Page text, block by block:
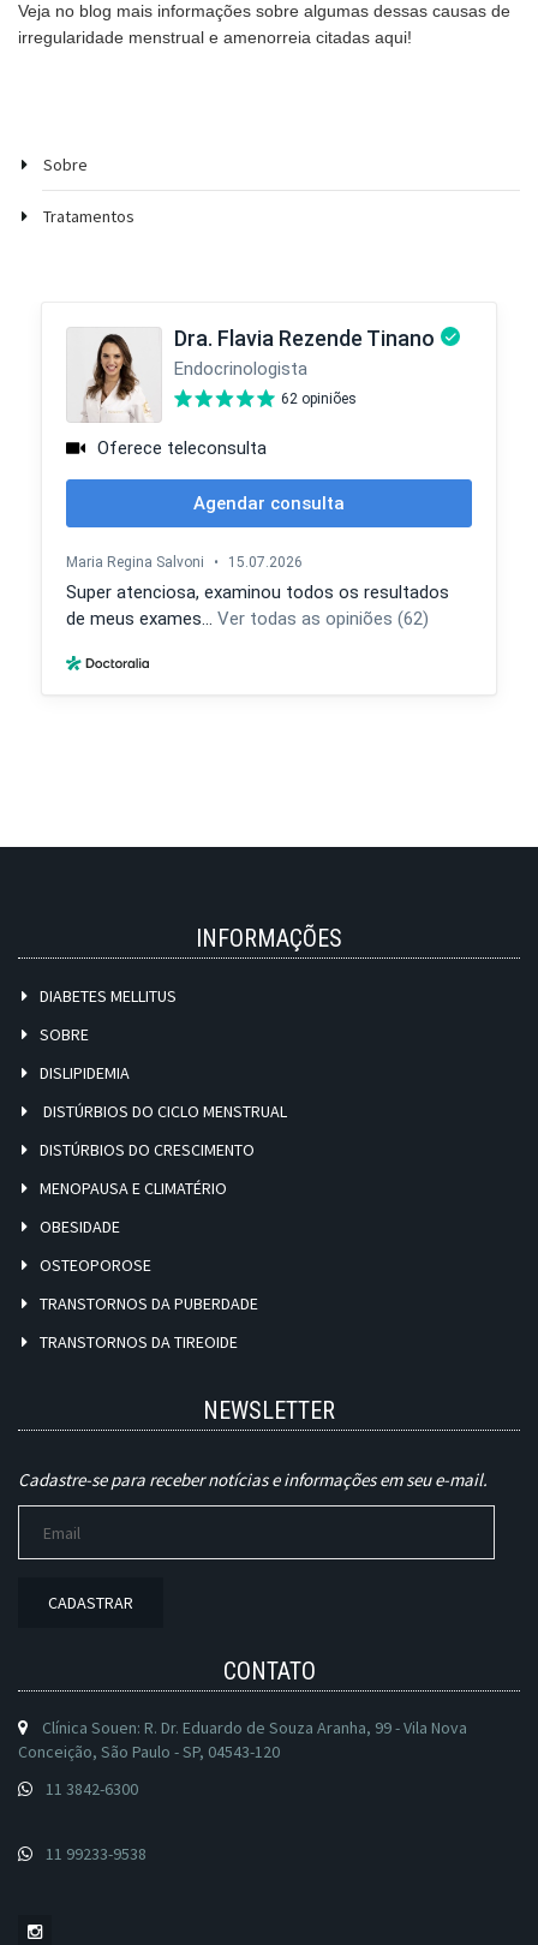
Veja no blog mais informações sobre algumas dessas causas de
irregularidade menstrual e amenorreia citadas aqui!
Sobre
Tratamentos
INFORMAÇÕES
DIABETES MELLITUS
SOBRE
DISLIPIDEMIA
DISTÚRBIOS DO CICLO MENSTRUAL
DISTÚRBIOS DO CRESCIMENTO
MENOPAUSA E CLIMATÉRIO
OBESIDADE
OSTEOPOROSE
TRANSTORNOS DA PUBERDADE
TRANSTORNOS DA TIREOIDE
NEWSLETTER
Cadastre-se para receber notícias e informações em seu e-mail.
CADASTRAR
CONTATO
Clínica Souen: R. Dr. Eduardo de Souza Aranha, 99 - Vila Nova
Conceição, São Paulo - SP, 04543-120
11 3842-6300
11 99233-9538